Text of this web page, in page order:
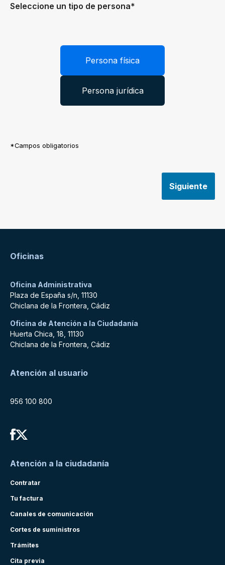
Seleccione un tipo de persona*
Persona física
Persona jurídica
*Campos obligatorios
Siguiente
Oficinas
Oficina Administrativa
Plaza de España s/n, 11130
Chiclana de la Frontera, Cádiz
Oficina de Atención a la Ciudadanía
Huerta Chica, 18, 11130
Chiclana de la Frontera, Cádiz
Atención al usuario
956 100 800
Atención a la ciudadanía
Contratar
Tu factura
Canales de comunicación
Cortes de suministros
Trámites
Cita previa